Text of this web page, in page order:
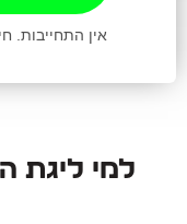
אין התחייבות.
למי ליגת